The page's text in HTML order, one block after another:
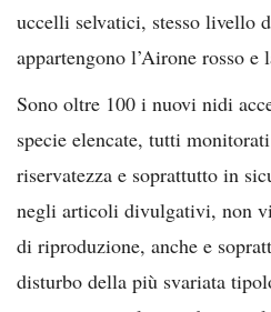
uccelli selvatici, stesso livello
appartengono l’Airone rosso e
Sono oltre 100 i nuovi nidi
specie elencate, tutti
riservatezza e soprattutto in
negli articoli divulgativi, non
di riproduzione, anche e
disturbo della più svariata